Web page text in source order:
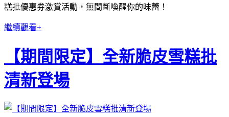
糕批優惠券激賞活動，無間斷喚醒你的味蕾！
繼續觀看+
【期間限定】全新脆皮雪糕批
清新登場